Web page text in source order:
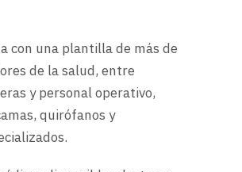
con una plantilla de más de
de la salud, entre
y personal operativo,
quirófanos y